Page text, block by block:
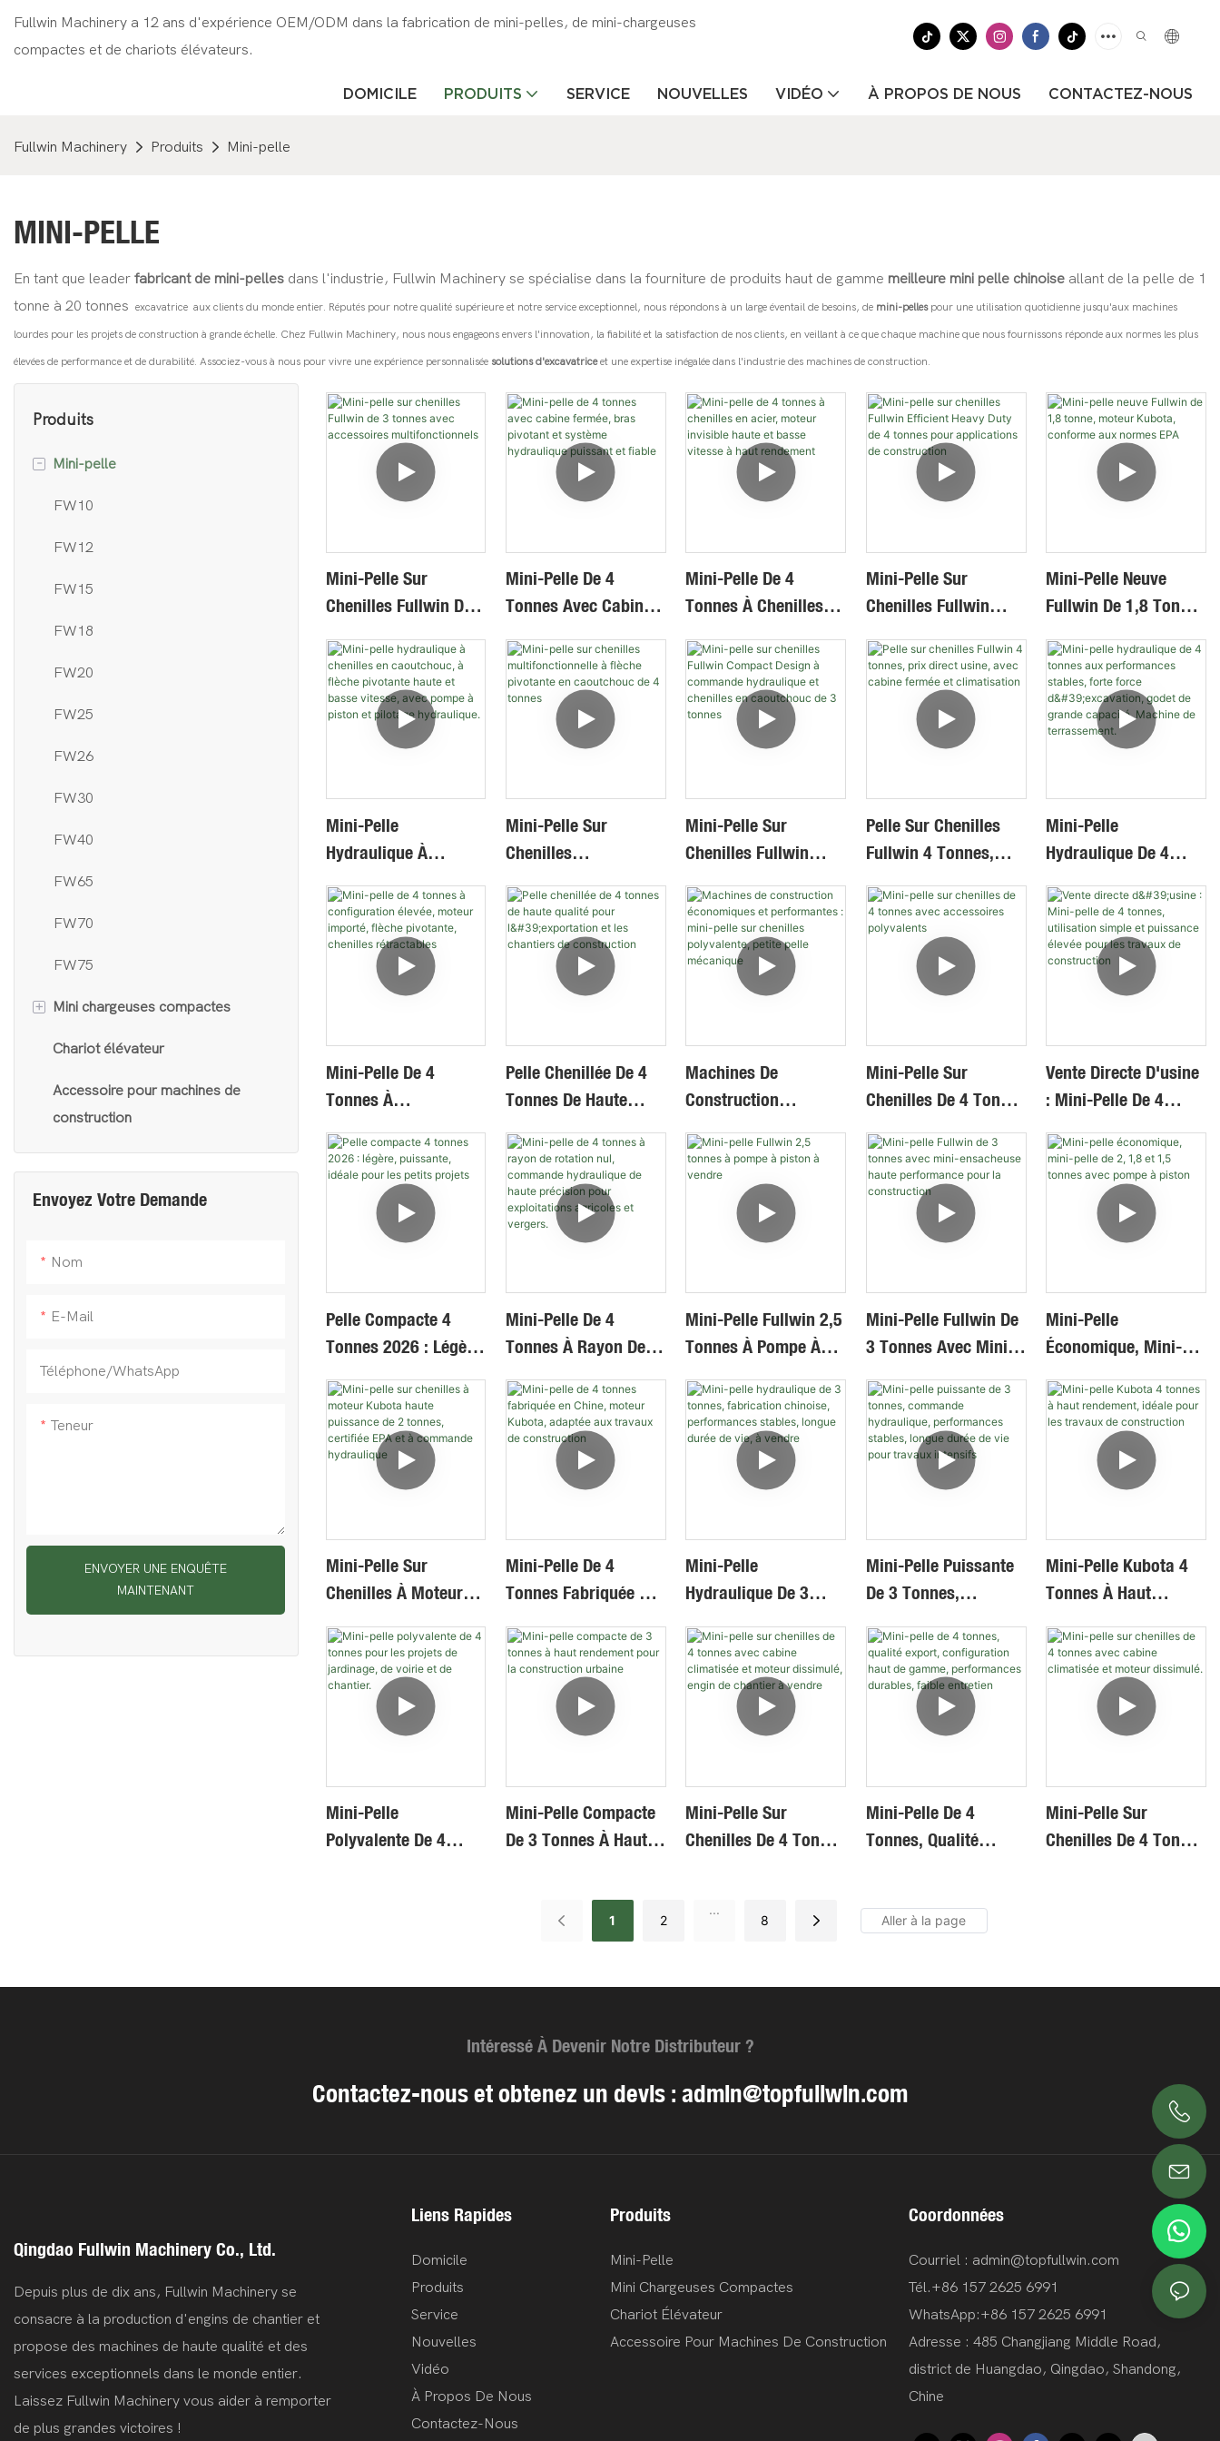
Fullwin Machinery a 12 ans d'expérience OEM/ODM dans la fabrication de mini-pelles, de mini-chargeuses
compactes et de chariots élévateurs.
DOMICILE PRODUITS SERVICE NOUVELLES VIDÉO À PROPOS DE NOUS CONTACTEZ-NOUS
Fullwin Machinery Produits Mini-pelle
MINI-PELLE
En tant que leader fabricant de mini-pelles dans l'industrie, Fullwin Machinery se spécialise dans la fourniture de produits haut de gamme meilleure mini pelle chinoise allant de la pelle de 1
tonne à 20 tonnes excavatrice aux clients du monde entier. Réputés pour notre qualité supérieure et notre service exceptionnel, nous répondons à un large éventail de besoins, de mini-pelles pour une utilisation quotidienne jusqu'aux machines
lourdes pour les projets de construction à grande échelle. Chez Fullwin Machinery, nous nous engageons envers l'innovation, la fiabilité et la satisfaction de nos clients, en veillant à ce que chaque machine que nous fournissons réponde aux normes les plus
élevées de performance et de durabilité. Associez-vous à nous pour vivre une expérience personnalisée solutions d'excavatriceet une expertise inégalée dans l'industrie des machines de construction.
Produits
- Mini-pelle
FW10
FW12
FW15
FW18
FW20
FW25
FW26
FW30
FW40
FW65
FW70
FW75
+ Mini chargeuses compactes
FY390
FY700
FY55
Chariot élévateur
Accessoire pour machines de
construction
Envoyez Votre Demande
Nom
E-Mail
Téléphone/WhatsApp
Teneur
ENVOYER UNE ENQUÊTE
MAINTENANT
Mini-Pelle Sur
Chenilles Fullwin De 3
Accessoires
Multifonctionnels
Mini-Pelle De 4
Tonnes Avec Cabine
Et Système
Hydraulique Puissant
Et Fiable
Mini-Pelle De 4
Tonnes À Chenilles
Invisible Haute Et
Basse Vitesse À Haut
Rendement
Mini-Pelle Sur
Chenilles Fullwin
De 4 Tonnes Pour
Applications De
Construction
Mini-Pelle Neuve
Fullwin De 1,8 Tonne,
Conforme Aux
Normes EPA
Mini-Pelle
Hydraulique À
Caoutchouc, À Flèche
Pivotante Haute Et
Basse Vitesse, Avec
Pompe À Piston Et
Mini-Pelle Sur
Chenilles
Flèche Pivotante En
Caoutchouc De 4
Tonnes
Mini-Pelle Sur
Chenilles Fullwin
Commande
Hydraulique Et
Chenilles En
Caoutchouc De 3
Pelle Sur Chenilles
Fullwin 4 Tonnes,
Avec Cabine Fermée
Et Climatisation
Mini-Pelle
Hydraulique De 4
Performances
Stables, Forte Force
D'excavation, Godet
De Grande Capacité.
Terrassement.
Mini-Pelle De 4
Tonnes À
Moteur Importé,
Flèche Pivotante,
Chenilles
Rétractables
Pelle Chenillée De 4
Tonnes De Haute
L'exportation Et Les
Chantiers De
Construction
Machines De
Construction
Performantes : Mini-
Pelle Sur Chenilles
Polyvalente, Petite
Pelle Mécanique
Mini-Pelle Sur
Chenilles De 4 Tonnes
Polyvalents
Vente Directe D'usine
: Mini-Pelle De 4
Simple Et Puissance
Élevée Pour Les
Travaux De
Construction
Pelle Compacte 4
Tonnes 2026 : Légère,
Pour Les Petits
Projets
Mini-Pelle De 4
Tonnes À Rayon De
Commande
Hydraulique De Haute
Précision Pour
Exploitations
Mini-Pelle Fullwin 2,5
Tonnes À Pompe À
Mini-Pelle Fullwin De
3 Tonnes Avec Mini-
Performance Pour La
Construction
Mini-Pelle
Économique, Mini-
Tonnes Avec Pompe À
Piston
Mini-Pelle Sur
Chenilles À Moteur
Puissance De 2
Tonnes, Certifiée EPA
Et À Commande
Hydraulique
Mini-Pelle De 4
Tonnes Fabriquée En
Kubota, Adaptée Aux
Travaux De
Construction
Mini-Pelle
Hydraulique De 3
Chinoise,
Performances
Stables, Longue
Durée De Vie, À
Mini-Pelle Puissante
De 3 Tonnes,
Hydraulique,
Performances
Stables, Longue
Durée De Vie Pour
Mini-Pelle Kubota 4
Tonnes À Haut
Pour Les Travaux De
Construction
Mini-Pelle
Polyvalente De 4
Mini-Pelle Compacte
De 3 Tonnes À Haut
Construction Urbaine
Mini-Pelle Sur
Chenilles De 4 Tonnes
Dissimulé, Engin De
Mini-Pelle De 4
Tonnes, Qualité
Performances
Mini-Pelle Sur
Chenilles De 4 Tonnes
1 2
...
8
Intéressé À Devenir Notre Distributeur ?
Contactez-nous et obtenez un devis : admin@topfullwin.com
Qingdao Fullwin Machinery Co., Ltd.
Depuis plus de dix ans, Fullwin Machinery se
consacre à la production d'engins de chantier et
propose des machines de haute qualité et des
services exceptionnels dans le monde entier.
Laissez Fullwin Machinery vous aider à remporter
de plus grandes victoires !
Liens Rapides
Domicile
Produits
Service
Nouvelles
Vidéo
À Propos De Nous
Contactez-Nous
Produits
Mini-Pelle
Mini Chargeuses Compactes
Chariot Élévateur
Accessoire Pour Machines De Construction
Coordonnées
Courriel : admin@topfullwin.com
Tél.+86 157 2625 6991
WhatsApp:+86 157 2625 6991
Adresse : 485 Changjiang Middle Road,
district de Huangdao, Qingdao, Shandong,
Chine